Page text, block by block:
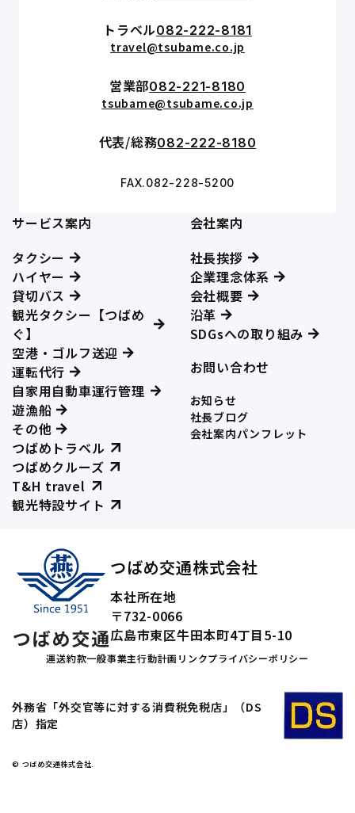
トラベル082-222-8181
travel@tsubame.co.jp
営業部082-221-8180
tsubame@tsubame.co.jp
代表/総務082-222-8180
FAX.082-228-5200
サービス案内
タクシー
ハイヤー
貸切バス
観光タクシー【つばめ
ぐ】
空港・ゴルフ送迎
運転代行
自家用自動車運行管理
遊漁船
その他
つばめトラベル
つばめクルーズ
T&H travel
観光特設サイト
会社案内
社長挨拶
企業理念体系
会社概要
沿革
SDGsへの取り組み
お問い合わせ
お知らせ
社長ブログ
会社案内パンフレット
つばめ交通株式会社
本社所在地
〒732-0066
広島市東区牛田本町4丁目5-10
運送約款一般事業主行動計画 リンクプライバシーポリシー
外務省「外交官等に対する消費税免税店」（DS
店）指定
© つばめ交通株式会社.